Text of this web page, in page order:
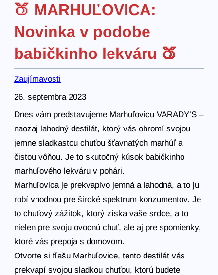
🍑 MARHUĽOVICA:
Novinka v podobe
babičkinho lekváru 🍑
Zaujímavosti
26. septembra 2023
Dnes vám predstavujeme Marhuľovicu VARADY’S –
naozaj lahodný destilát, ktorý vás ohromí svojou
jemne sladkastou chuťou šťavnatých marhúľ a
čistou vôňou. Je to skutočný kúsok babičkinho
marhuľového lekváru v pohári.
Marhuľovica je prekvapivo jemná a lahodná, a to ju
robí vhodnou pre široké spektrum konzumentov. Je
to chuťový zážitok, ktorý získa vaše srdce, a to
nielen pre svoju ovocnú chuť, ale aj pre spomienky,
ktoré vás prepoja s domovom.
Otvorte si fľašu Marhuľovice, tento destilát vás
prekvapí svojou sladkou chuťou, ktorú budete